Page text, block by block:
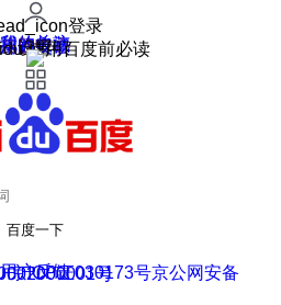
登录
我的关注
我的收藏
皮肤中心
用户反馈
设置
使用百度前必读
百度一下
用户反馈
京ICP证030173号
11000002000001号